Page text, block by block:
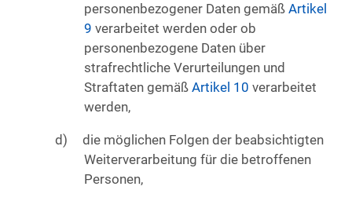
personenbezogener Daten gemäß Artikel
9 verarbeitet werden oder ob
personenbezogene Daten über
strafrechtliche Verurteilungen und
Straftaten gemäß Artikel 10 verarbeitet
werden,
die möglichen Folgen der beabsichtigten
Weiterverarbeitung für die betroffenen
Personen,